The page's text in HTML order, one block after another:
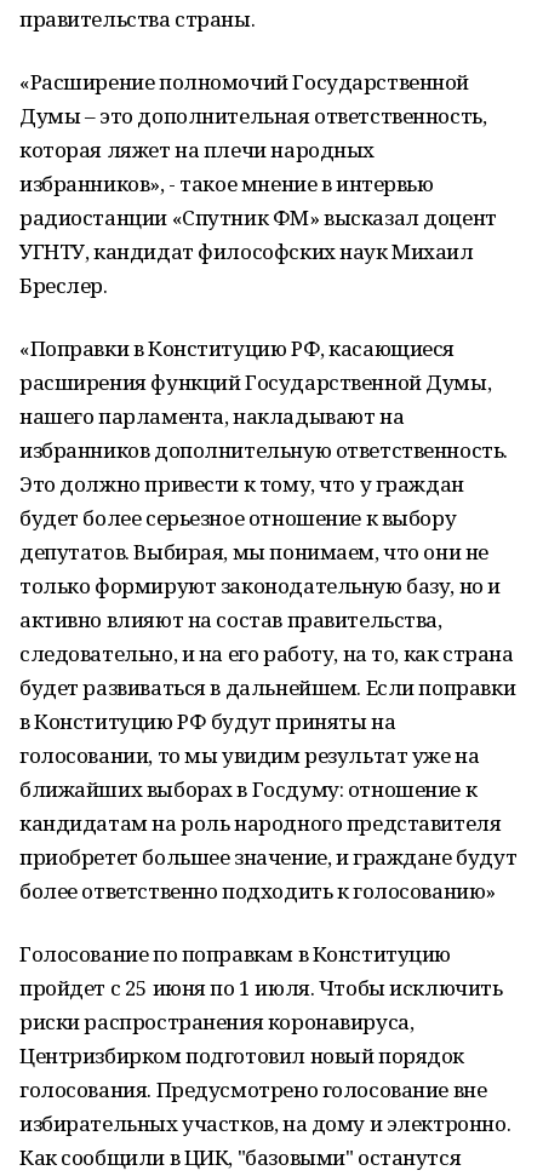
правительства страны.
«Расширение полномочий Государственной
Думы – это дополнительная ответственность,
которая ляжет на плечи народных
избранников», - такое мнение в интервью
радиостанции «Спутник ФМ» высказал доцент
УГНТУ, кандидат философских наук Михаил
Бреслер.
«Поправки в Конституцию РФ, касающиеся
расширения функций Государственной Думы,
нашего парламента, накладывают на
избранников дополнительную ответственность.
Это должно привести к тому, что у граждан
будет более серьезное отношение к выбору
депутатов. Выбирая, мы понимаем, что они не
только формируют законодательную базу, но и
активно влияют на состав правительства,
следовательно, и на его работу, на то, как страна
будет развиваться в дальнейшем. Если поправки
в Конституцию РФ будут приняты на
голосовании, то мы увидим результат уже на
ближайших выборах в Госдуму: отношение к
кандидатам на роль народного представителя
приобретет большее значение, и граждане будут
более ответственно подходить к голосованию»
Голосование по поправкам в Конституцию
пройдет с 25 июня по 1 июля. Чтобы исключить
риски распространения коронавируса,
Центризбирком подготовил новый порядок
голосования. Предусмотрено голосование вне
избирательных участков, на дому и электронно.
Как сообщили в ЦИК, "базовыми" останутся